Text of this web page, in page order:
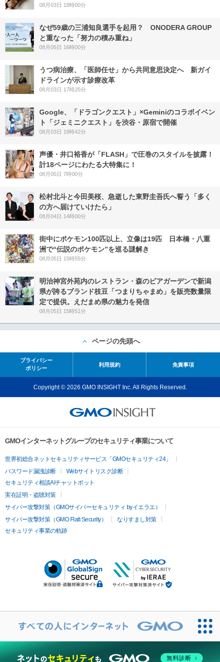
08月03日 18時00分
なぜ59歳の三浦知良選手を起用？ ONODERA GROUP
と重なった「努力の積み重ね」
08月05日 16時00分
うつ病治療、「医師任せ」から共同意思決定へ 新ガイ
ドラインが示す診療改革
08月03日 17時25分
Google、「ドラゴンクエスト」×Geminiのコラボイベン
ト「ジェミニクエスト」を渋谷・原宿で開催
08月03日 18時42分
声優・井口裕香が「FLASH」で圧巻のスタイルを披露！
計18ページにわたる大特集に！
08月05日 7時00分
松村北斗と今田美桜、急逝した東野圭吾氏へ誓う「多く
の方へ届けていけたら」
08月04日 14時00分
街中にポケモン100匹以上、立像は19匹 日本橋・八重
洲で“伝説のポケモン”を巡る謎解き
08月05日 15時55分
明治神宮外苑内のレストラン・森のビアガーデンで新潟
県が誇るブランド枝豆「つまりちゃまめ」を販売数量限
定で提供。えだまめ県の魅力を発信
08月05日 15時51分
ページの先頭へ
プライバシー
ポリシー
利用規約 免責事項
Copyright © 2026 GMO INSIGHT Inc. All Rights Reserved.
GMOインターネットグループのセキュリティ事業について
世界初総合ネットセキュリティサービス「GMOセキュリティ24」
パスワード漏洩診断
Webサイトリスク診断
セキュリティ相談AIチャットボット
実在証明・盗聴対策
サイバー攻撃対策（GMOサイバーセキュリティ byイエラエ）
サイバー攻撃対策（GMO Flatt Security）
なりすまし対策
セキュリティ事業の軌跡
無料診断